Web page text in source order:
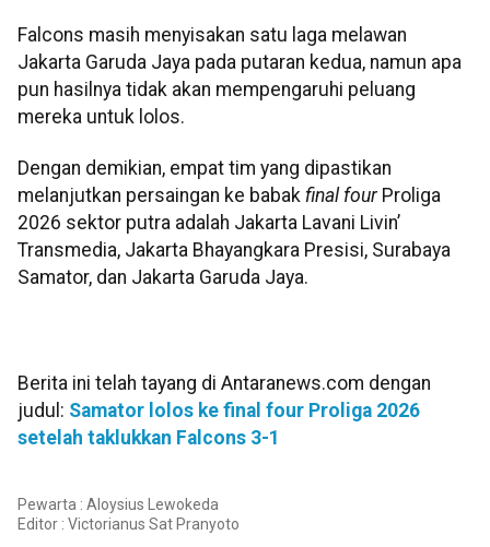
Falcons masih menyisakan satu laga melawan
Jakarta Garuda Jaya pada putaran kedua, namun apa
pun hasilnya tidak akan mempengaruhi peluang
mereka untuk lolos.
Dengan demikian, empat tim yang dipastikan
melanjutkan persaingan ke babak final fourProliga
2026 sektor putra adalah Jakarta Lavani Livin’
Transmedia, Jakarta Bhayangkara Presisi, Surabaya
Samator, dan Jakarta Garuda Jaya.
Berita ini telah tayang di Antaranews.com dengan
judul: Samator lolos ke final four Proliga 2026
setelah taklukkan Falcons 3-1
Pewarta : Aloysius Lewokeda
Editor : Victorianus Sat Pranyoto